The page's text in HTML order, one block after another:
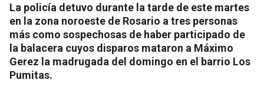
La policía detuvo durante la tarde de este martes
en la zona noroeste de Rosario a tres personas
más como sospechosas de haber participado de
la balacera cuyos disparos mataron a Máximo
Gerez la madrugada del domingo en el barrio Los
Pumitas.